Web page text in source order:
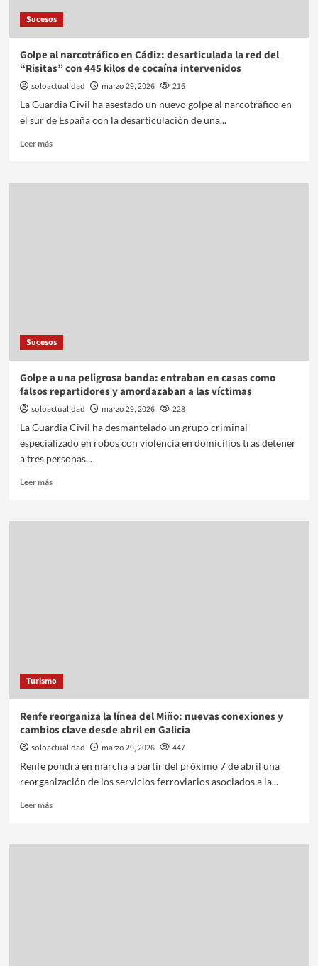
Sucesos
Golpe al narcotráfico en Cádiz: desarticulada la red del
“Risitas” con 445 kilos de cocaína intervenidos
soloactualidad marzo 29, 2026
216
La Guardia Civil ha asestado un nuevo golpe al narcotráfico en
el sur de España con la desarticulación de una...
Leer más
Sucesos
Golpe a una peligrosa banda: entraban en casas como
falsos repartidores y amordazaban a las víctimas
soloactualidad marzo 29, 2026
228
La Guardia Civil ha desmantelado un grupo criminal
especializado en robos con violencia en domicilios tras detener
a tres personas...
Leer más
Turismo
Renfe reorganiza la línea del Miño: nuevas conexiones y
cambios clave desde abril en Galicia
soloactualidad marzo 29, 2026
447
Renfe pondrá en marcha a partir del próximo 7 de abril una
reorganización de los servicios ferroviarios asociados a la...
Leer más